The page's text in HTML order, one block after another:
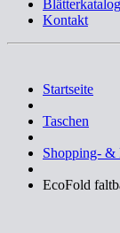
Blätterkatalog
Kontakt
Startseite
Taschen
Shopping- &
EcoFold